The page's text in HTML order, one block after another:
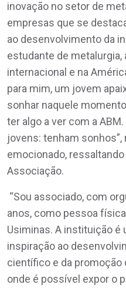
inovação no setor de
empresas que se
ao desenvolvimento da
estudante de metalurgia,
internacional e na
para mim, um jovem
sonhar naquele
ter algo a ver com a
jovens: tenham
emocionado,
Associação.
“Sou associado, com
anos, como pessoa
Usiminas. A instituição é
inspiração ao
científico e da promoção
onde é possível expor o